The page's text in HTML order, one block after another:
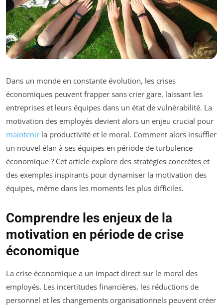
Dans un monde en constante évolution, les crises
économiques peuvent frapper sans crier gare, laissant les
entreprises et leurs équipes dans un état de vulnérabilité. La
motivation des employés devient alors un enjeu crucial pour
maintenir la productivité et le moral. Comment alors insuffler
un nouvel élan à ses équipes en période de turbulence
économique ? Cet article explore des stratégies concrètes et
des exemples inspirants pour dynamiser la motivation des
équipes, même dans les moments les plus difficiles.
Comprendre les enjeux de la
motivation en période de crise
économique
La crise économique a un impact direct sur le moral des
employés. Les incertitudes financières, les réductions de
personnel et les changements organisationnels peuvent créer